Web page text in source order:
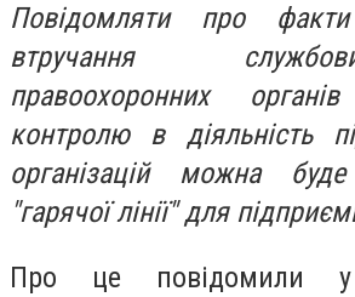
Повідомляти про факти
втручання
правоохоронних
контролю в діяльність
організацій можна
"гарячої лінії" для
Про це повідомили у